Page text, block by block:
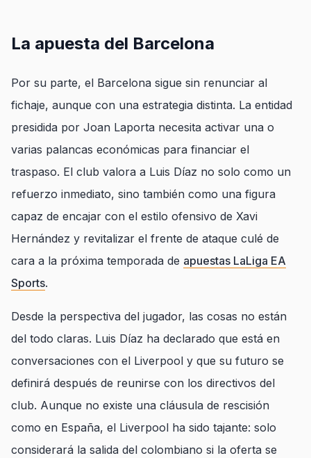
La apuesta del Barcelona
Por su parte, el Barcelona sigue sin renunciar al
fichaje, aunque con una estrategia distinta. La entidad
presidida por Joan Laporta necesita activar una o
varias palancas económicas para financiar el
traspaso. El club valora a Luis Díaz no solo como un
refuerzo inmediato, sino también como una figura
capaz de encajar con el estilo ofensivo de Xavi
Hernández y revitalizar el frente de ataque culé de
cara a la próxima temporada de apuestas LaLiga EA
Sports.
Desde la perspectiva del jugador, las cosas no están
del todo claras. Luis Díaz ha declarado que está en
conversaciones con el Liverpool y que su futuro se
definirá después de reunirse con los directivos del
club. Aunque no existe una cláusula de rescisión
como en España, el Liverpool ha sido tajante: solo
considerará la salida del colombiano si la oferta se